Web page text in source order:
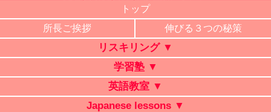
の英語教室・学習塾・日本語教室・タイ語教室・リスキリング
研修。中学・高校・大学受験に有利な英語を中心に「合格請負
人」と評判の講師が個別レッスン。ビジネス英語、企業研修。
オンライン授業、出張講義、家庭教師も対応。
トップ
所長ご挨拶
伸びる３つの秘策
リスキリング ▼
学習塾 ▼
英語教室 ▼
Japanese lessons ▼